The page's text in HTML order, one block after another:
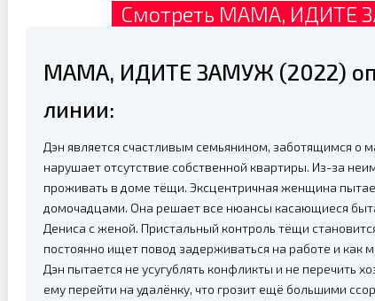
Смотреть МАМА, ИДИТЕ
МАМА, ИДИТЕ ЗАМУЖ (2022)
линии:
Дэн является счастливым семьянином, заботящимся о
нарушает отсутствие собственной квартиры. Из-за
проживать в доме тёщи. Эксцентричная женщина
домочадцами. Она решает все нюансы касающиеся
Дениса с женой. Пристальный контроль тёщи
постоянно ищет повод задерживаться на работе и
Дэн пытается не усугублять конфликты и не перечить
ему перейти на удалёнку, что грозит ещё большими